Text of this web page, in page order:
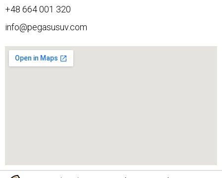
+48 664 001 320
info@pegasusuv.com